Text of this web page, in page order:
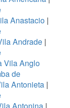
Anastacio |
Andrade |
Vila Anglo
de
Antonieta|